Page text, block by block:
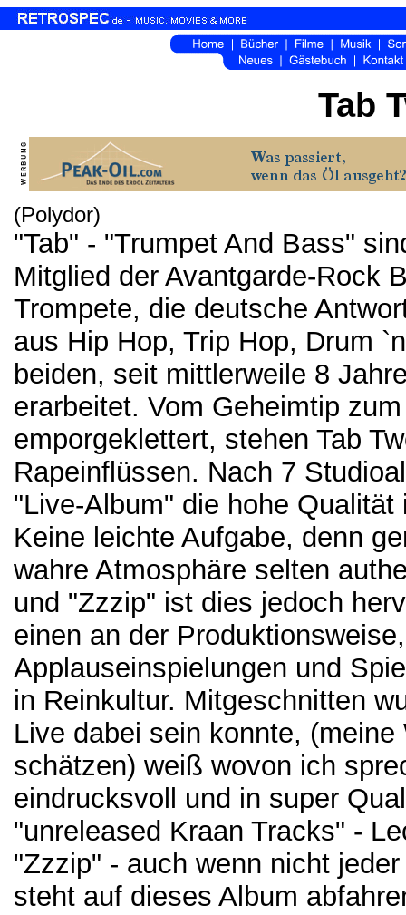
Tab
(Polydor)
"Tab" - "Trumpet And Bass"
Mitglied der Avantgarde-Rock
Trompete, die deutsche
aus Hip Hop, Trip Hop, Drum
beiden, seit mittlerweile 8
erarbeitet. Vom Geheimtip
emporgeklettert, stehen Tab
Rapeinflüssen. Nach 7
"Live-Album" die hohe
Keine leichte Aufgabe, denn
wahre Atmosphäre selten
und "Zzzip" ist dies jedoch
einen an der
Applauseinspielungen und
in Reinkultur. Mitgeschnitten
Live dabei sein konnte,
schätzen) weiß wovon ich
eindrucksvoll und in super
"unreleased Kraan Tracks" -
"Zzzip" - auch wenn nicht
steht auf dieses Album